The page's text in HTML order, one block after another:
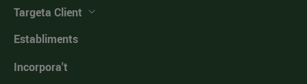
Targeta Client
Establiments
Incorpora't